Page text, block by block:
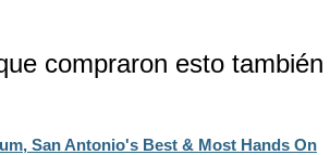
compraron esto también
San Antonio's Best & Most Hands On